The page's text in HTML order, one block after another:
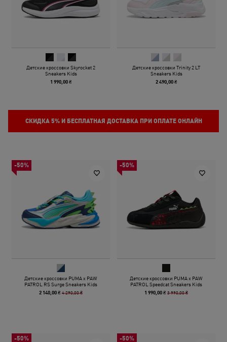
Детские кроссовки Skyrocket 2
Sneakers Kids
1 990,00 ₴
Детские кроссовки Trinity 2 LT
Sneakers Kids
2 490,00 ₴
СКИДКА 5%И БЕСПЛАТНАЯ ДОСТАВКА ПРИ ОПЛАТЕ ОНЛАЙН
-50%
Детские кроссовки PUMA x PAW
PATROL RS Surge Sneakers Kids
2 140,00 ₴ 4 290,00 ₴
-50%
Детские кроссовки PUMA x PAW
PATROL Speedcat Sneakers Kids
1 990,00 ₴ 3 990,00 ₴
-50% -50%